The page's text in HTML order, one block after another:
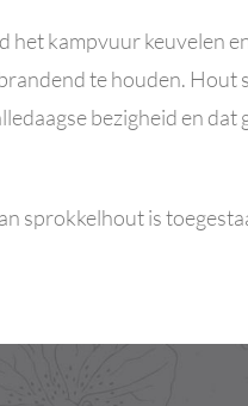
het kampvuur keuvelen
te houden. Hout
bezigheid en
sprokkelhout is